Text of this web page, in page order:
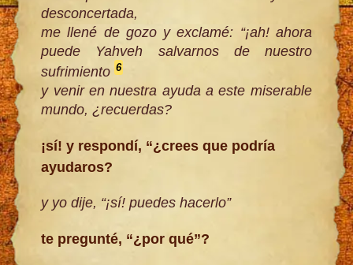
desconcertada,
me llené de gozo y exclamé: “¡ah! ahora
puede Yahveh salvarnos de nuestro
sufrimiento6
y venir en nuestra ayuda a este miserable
mundo, ¿recuerdas?
¡sí! y respondí, “¿crees que podría
ayudaros?
y yo dije, “¡sí! puedes hacerlo”
te pregunté, “¿por qué”?